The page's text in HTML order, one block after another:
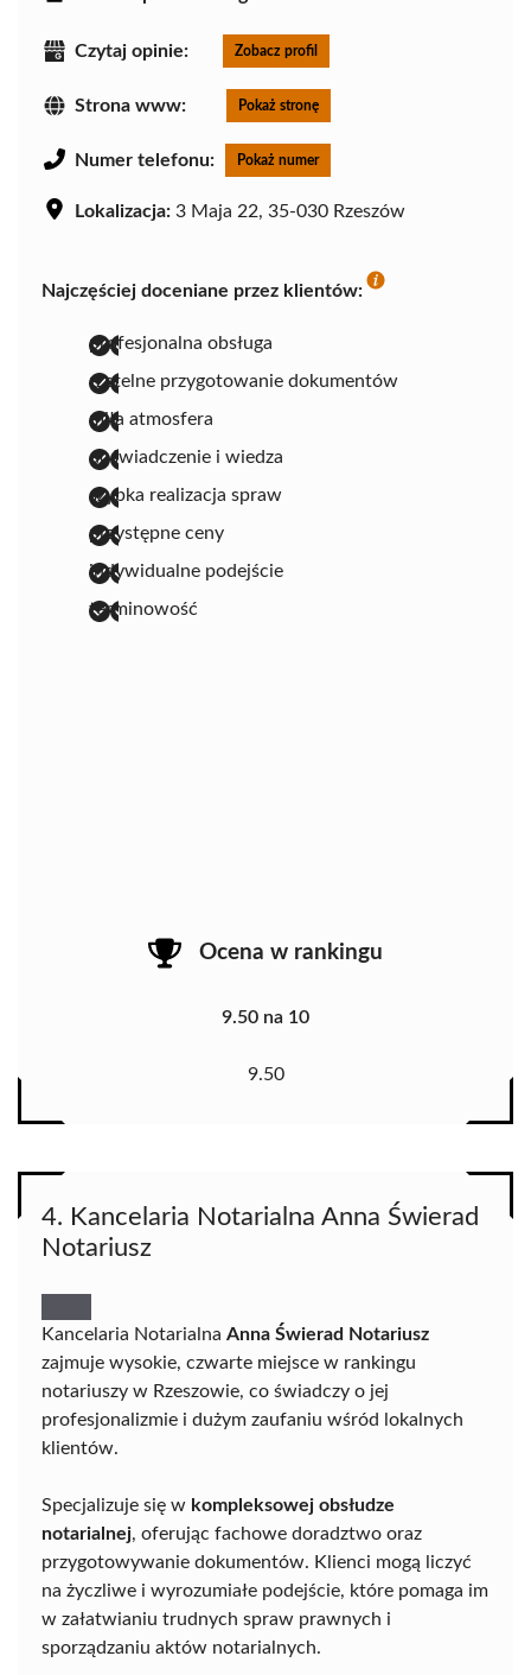
Czytaj opinie: Zobacz profil
Strona www: Pokaż stronę
Numer telefonu: Pokaż numer
Lokalizacja: 3 Maja 22, 35-030 Rzeszów
Najczęściej doceniane przez klientów:
profesjonalna obsługa
rzetelne przygotowanie dokumentów
miła atmosfera
doświadczenie i wiedza
szybka realizacja spraw
przystępne ceny
indywidualne podejście
terminowość
Ocena w rankingu
9.50 na 10
9.50
4. Kancelaria Notarialna Anna Świerad
Notariusz
Kancelaria Notarialna Anna Świerad Notariusz
zajmuje wysokie, czwarte miejsce w rankingu
notariuszy w Rzeszowie, co świadczy o jej
profesjonalizmie i dużym zaufaniu wśród lokalnych
klientów.
Specjalizuje się w kompleksowej obsłudze
notarialnej, oferując fachowe doradztwo oraz
przygotowywanie dokumentów. Klienci mogą liczyć
na życzliwe i wyrozumiałe podejście, które pomaga im
w załatwianiu trudnych spraw prawnych i
sporządzaniu aktów notarialnych.